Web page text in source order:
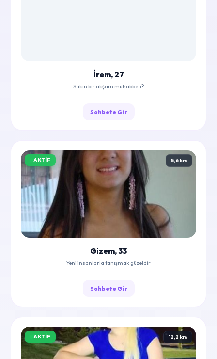
İrem, 27
Sakin bir akşam muhabbeti?
Sohbete Gir
AKTIF 5,6 km
Gizem, 33
Yeni insanlarla tanışmak güzeldir
Sohbete Gir
AKTIF 12,2 km